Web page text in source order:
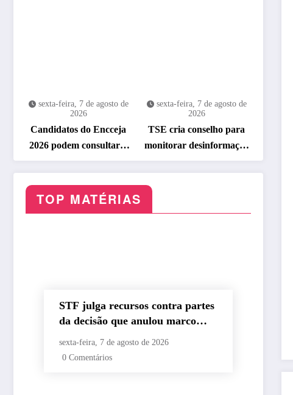
sexta-feira, 7 de agosto de
2026
Candidatos do Encceja
2026 podem consultar o
cartão de inscrição
sexta-feira, 7 de agosto de
2026
TSE cria conselho para
monitorar desinformação
e IA nas eleições
TOP MATÉRIAS
STF julga recursos contra partes
da decisão que anulou marco
temporal
sexta-feira, 7 de agosto de 2026
0 Comentários